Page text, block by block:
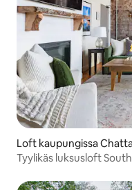
Loft kaupungissa
Tyylikäs luksusloft